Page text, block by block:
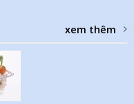
xem thêm